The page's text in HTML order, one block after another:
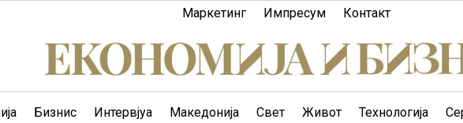
Маркетинг Импресум Контакт
Бизнис Интервјуа Македонија Свет Живот Технологија